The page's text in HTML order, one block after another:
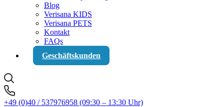
Blog
Verisana KIDS
Verisana PETS
Kontakt
FAQs
Geschäftskunden
+49 (0)40 / 537976958 (09:30 – 13:30 Uhr)